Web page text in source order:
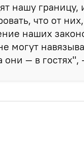
нашу границу,
что от
наших
могут
— в гостях",